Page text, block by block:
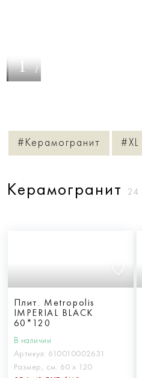
1 /
#Керамогранит #XL
Керамогранит 24
Плит. Metropolis
IMPERIAL BLACK
60*120
В наличии
Артикул: 610010002631
Размер, см: 60 х 120